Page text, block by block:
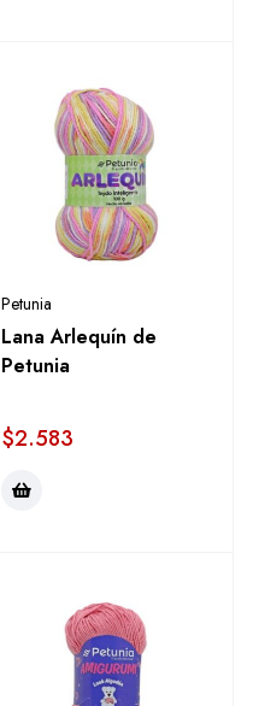
Petunia
Lana Arlequín de
Petunia
$2.583